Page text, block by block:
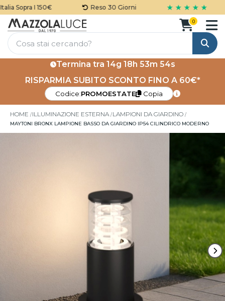
Sopra I 150€ Reso 30 Giorni ★ ★ ★ ★ ★
Cerca
0
Termina tra14g 18h 53m 53s
RISPARMIA SUBITO SCONTO FINO A 60€*
Codice:PROMOESTATE Copia
HOME ILLUMINAZIONE ESTERNA LAMPIONI DA GIARDINO
MAYTONI BRONX LAMPIONE BASSO DA GIARDINO IP54 CILINDRICO MODERNO